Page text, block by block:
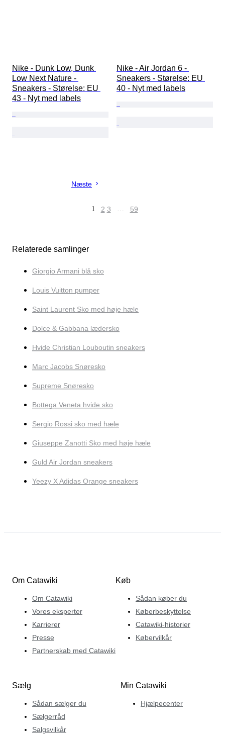
Nike - Dunk Low, Dunk
Low Next Nature -
Sneakers - Størelse: EU
43 - Nyt med labels
Nike - Air Jordan 6 -
Sneakers - Størelse: EU
40 - Nyt med labels
Næste
1 2 3 … 59
Relaterede samlinger
Giorgio Armani blå sko
Louis Vuitton pumper
Saint Laurent Sko med høje hæle
Dolce & Gabbana lædersko
Hvide Christian Louboutin sneakers
Marc Jacobs Snøresko
Supreme Snøresko
Bottega Veneta hvide sko
Sergio Rossi sko med hæle
Giuseppe Zanotti Sko med høje hæle
Guld Air Jordan sneakers
Yeezy X Adidas Orange sneakers
Om Catawiki
Om Catawiki
Vores eksperter
Karrierer
Presse
Partnerskab med Catawiki
Køb
Sådan køber du
Køberbeskyttelse
Catawiki-historier
Købervilkår
Sælg
Sådan sælger du
Sælgerråd
Salgsvilkår
Min Catawiki
Hjælpecenter